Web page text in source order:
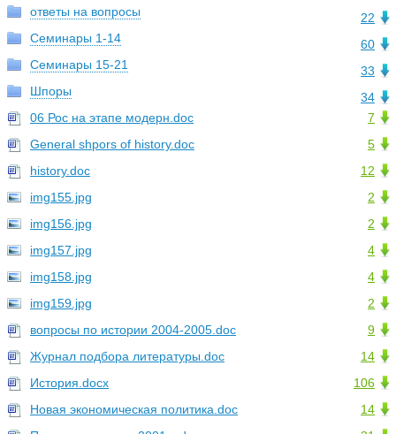
22
ответы на вопросы
60
Семинары 1-14
33
Семинары 15-21
34
Шпоры
7
06 Рос на этапе модерн.doc
5
General shpors of history.doc
12
history.doc
2
img155.jpg
2
img156.jpg
4
img157.jpg
4
img158.jpg
2
img159.jpg
9
вопросы по истории 2004-2005.doc
14
Журнал подбора литературы.doc
106
История.docx
14
Новая экономическая политика.doc